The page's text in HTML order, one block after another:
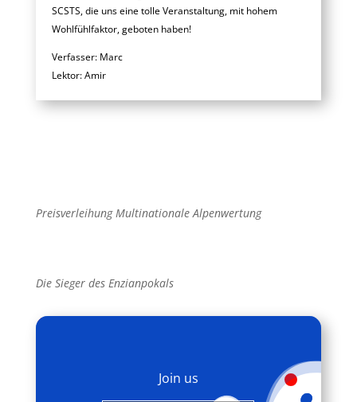
SCSTS, die uns eine tolle Veranstaltung, mit hohem
Wohlfühlfaktor, geboten haben!
Verfasser: Marc
Lektor: Amir
Preisverleihung Multinationale Alpenwertung
Die Sieger des Enzianpokals
Join us